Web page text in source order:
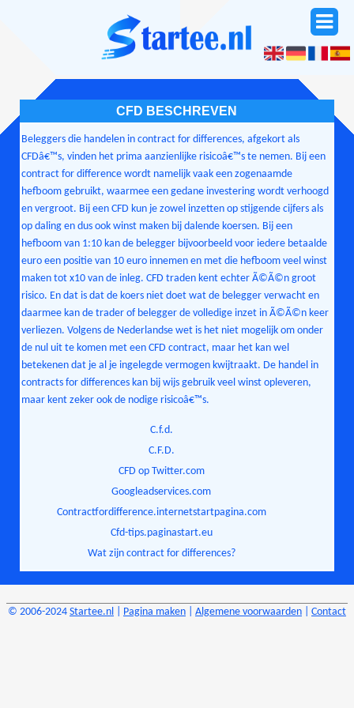
CFD BESCHREVEN
Beleggers die handelen in contract for differences, afgekort als
CFDâ€™s, vinden het prima aanzienlijke risicoâ€™s te nemen. Bij een
contract for difference wordt namelijk vaak een zogenaamde
hefboom gebruikt, waarmee een gedane investering wordt verhoogd
en vergroot. Bij een CFD kun je zowel inzetten op stijgende cijfers als
op daling en dus ook winst maken bij dalende koersen. Bij een
hefboom van 1:10 kan de belegger bijvoorbeeld voor iedere betaalde
euro een positie van 10 euro innemen en met die hefboom veel winst
maken tot x10 van de inleg. CFD traden kent echter Ã©Ã©n groot
risico. En dat is dat de koers niet doet wat de belegger verwacht en
daarmee kan de trader of belegger de volledige inzet in Ã©Ã©n keer
verliezen. Volgens de Nederlandse wet is het niet mogelijk om onder
de nul uit te komen met een CFD contract, maar het kan wel
betekenen dat je al je ingelegde vermogen kwijtraakt. De handel in
contracts for differences kan bij wijs gebruik veel winst opleveren,
maar kent zeker ook de nodige risicoâ€™s.
C.f.d.
C.F.D.
CFD op Twitter.com
Googleadservices.com
Contractfordifference.internetstartpagina.com
Cfd-tips.paginastart.eu
Wat zijn contract for differences?
© 2006-2024 Startee.nl Pagina maken Algemene voorwaarden Contact